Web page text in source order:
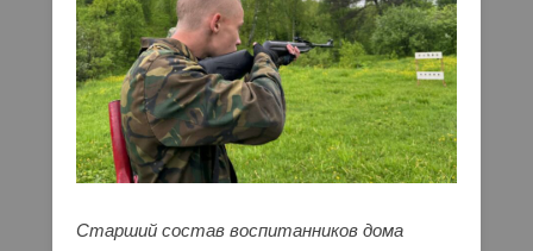
Старший состав воспитанников дома